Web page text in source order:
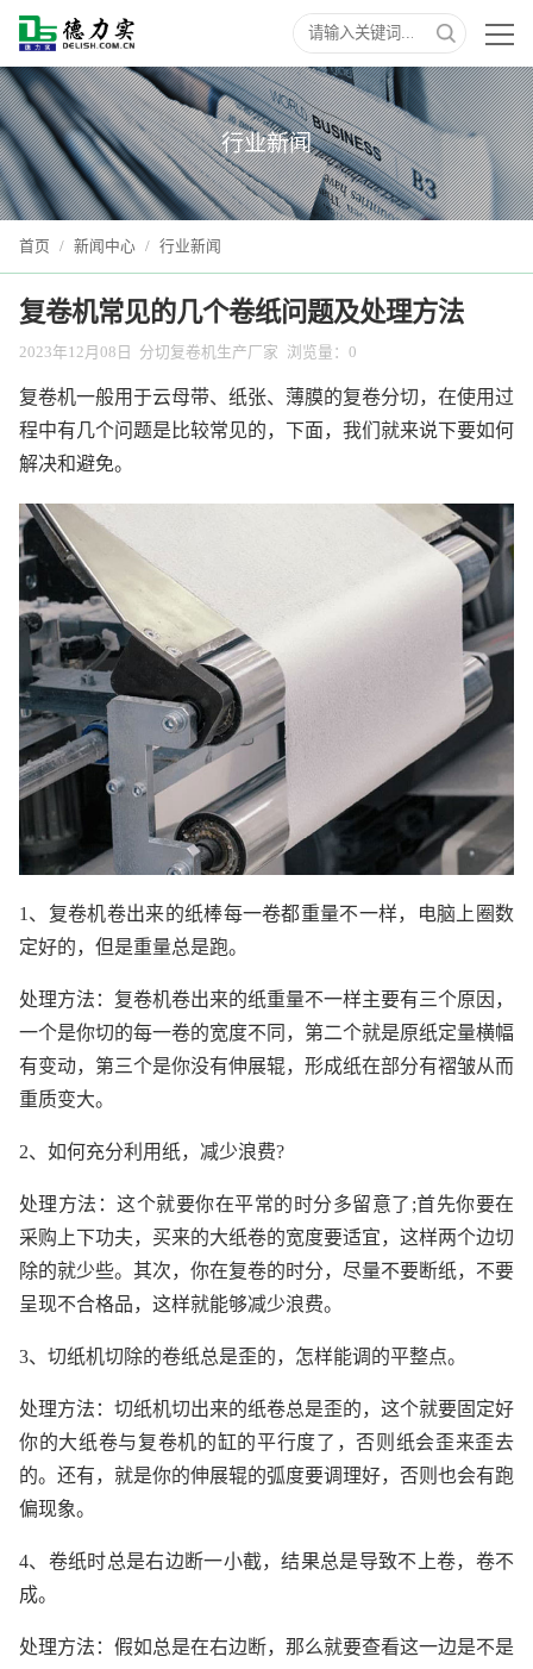
行业新闻
首页 / 新闻中心 / 行业新闻
复卷机常见的几个卷纸问题及处理方法
2023年12月08日 分切复卷机生产厂家 浏览量： 0
复卷机一般用于云母带、纸张、薄膜的复卷分切，在使用过
程中有几个问题是比较常见的，下面，我们就来说下要如何
解决和避免。
1、复卷机卷出来的纸棒每一卷都重量不一样，电脑上圈数
定好的，但是重量总是跑。
处理方法：复卷机卷出来的纸重量不一样主要有三个原因，
一个是你切的每一卷的宽度不同，第二个就是原纸定量横幅
有变动，第三个是你没有伸展辊，形成纸在部分有褶皱从而
重质变大。
2、如何充分利用纸，减少浪费?
处理方法：这个就要你在平常的时分多留意了;首先你要在
采购上下功夫，买来的大纸卷的宽度要适宜，这样两个边切
除的就少些。其次，你在复卷的时分，尽量不要断纸，不要
呈现不合格品，这样就能够减少浪费。
3、切纸机切除的卷纸总是歪的，怎样能调的平整点。
处理方法：切纸机切出来的纸卷总是歪的，这个就要固定好
你的大纸卷与复卷机的缸的平行度了，否则纸会歪来歪去
的。还有，就是你的伸展辊的弧度要调理好，否则也会有跑
偏现象。
4、卷纸时总是右边断一小截，结果总是导致不上卷，卷不
成。
处理方法：假如总是在右边断，那么就要查看这一边是不是